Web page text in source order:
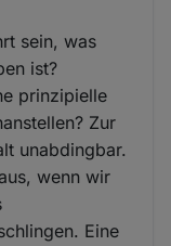
sein, was
ist?
prinzipielle
Zur
unabdingbar.
wenn wir
Eine